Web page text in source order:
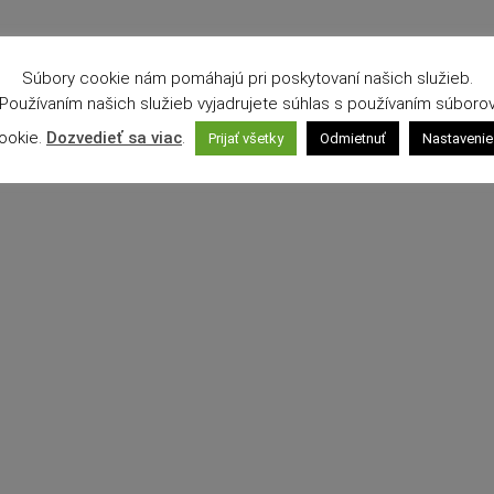
Súbory cookie nám pomáhajú pri poskytovaní našich služieb.
našich služieb vyjadrujete súhlas s používaním
Dozvedieť sa viac Prijať všetky Odmietnuť Nastavenie